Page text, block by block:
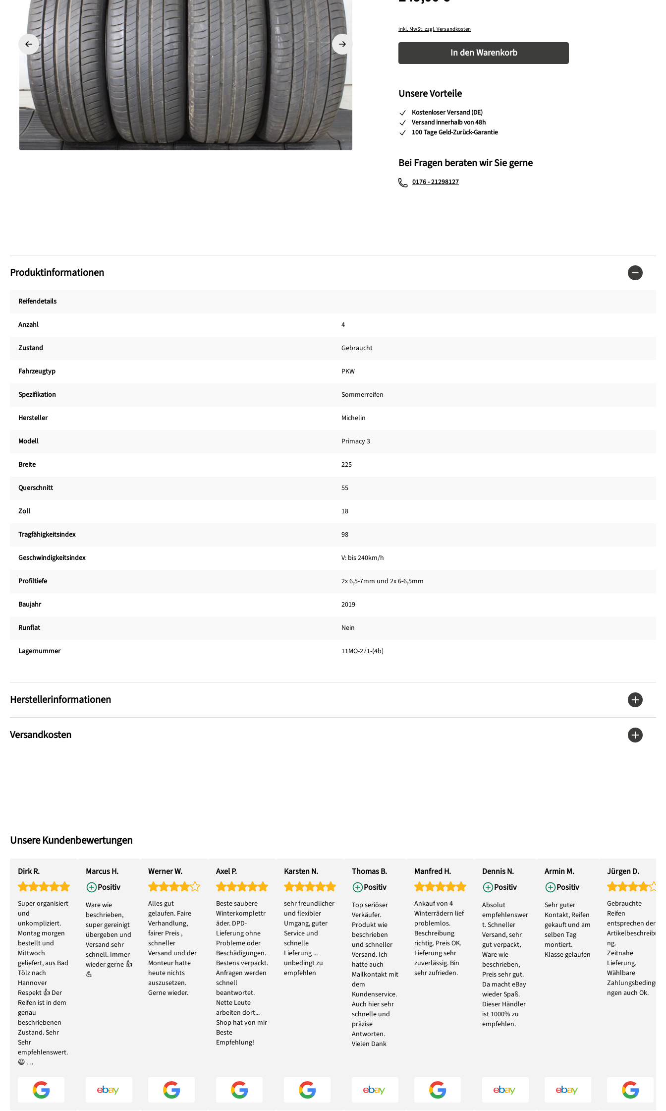
inkl. MwSt. zzgl. Versandkosten
Produkt Anzahl: Gib den gewünschten Wert ein oder
In den Warenkorb
Unsere Vorteile
Kostenloser Versand (DE)
Versand innerhalb von 48h
100 Tage Geld-Zurück-Garantie
Bei Fragen beraten wir Sie gerne
0176 - 21298127
Produktinformationen
Reifendetails
Anzahl 4
Zustand Gebraucht
Fahrzeugtyp PKW
Spezifikation Sommerreifen
Hersteller Michelin
Modell Primacy 3
Breite 225
Querschnitt 55
Zoll 18
Tragfähigkeitsindex 98
Geschwindigkeitsindex V: bis 240km/h
Profiltiefe 2x 6,5-7mm und 2x 6-6,5mm
Baujahr 2019
Runflat Nein
Lagernummer 11MO-271-(4b)
Herstellerinformationen
Versandkosten
Unsere Kundenbewertungen
Dirk R.
Super organisiert
und
unkompliziert.
Montag morgen
bestellt und
Mittwoch
geliefert, aus Bad
Tölz nach
Hannover
Respekt 👍 Der
Reifen ist in dem
genau
beschriebenen
Zustand. Sehr
Sehr
empfehlenswert.
😃 …
Marcus H.
Positiv
Ware wie
beschrieben,
super gereinigt
übergeben und
Versand sehr
schnell. Immer
wieder gerne 👍
💪
Werner W.
Alles gut
gelaufen. Faire
Verhandlung,
fairer Preis ,
schneller
Versand und der
Monteur hatte
heute nichts
auszusetzen.
Gerne wieder.
Axel P.
Beste saubere
Winterkomplettr
äder. DPD-
Lieferung ohne
Probleme oder
Beschädigungen.
Bestens verpackt.
Anfragen werden
schnell
beantwortet.
Nette Leute
arbeiten dort...
Shop hat von mir
Beste
Empfehlung!
Karsten N.
sehr freundlicher
und flexibler
Umgang, guter
Service und
schnelle
Lieferung ...
unbedingt zu
empfehlen
Thomas B.
Positiv
Top seriöser
Verkäufer.
Produkt wie
beschrieben
und schneller
Versand. Ich
hatte auch
Mailkontakt mit
dem
Kundenservice.
Auch hier sehr
schnelle und
präzise
Antworten.
Vielen Dank
Manfred H.
Ankauf von 4
Winterrädern lief
problemlos.
Beschreibung
richtig. Preis OK.
Lieferung sehr
zuverlässig. Bin
sehr zufrieden.
Dennis N.
Positiv
Absolut
empfehlenswer
t. Schneller
Versand, sehr
gut verpackt,
Ware wie
beschrieben,
Preis sehr gut.
Da macht eBay
wieder Spaß.
Dieser Händler
ist 1000% zu
empfehlen.
Armin M.
Positiv
Sehr guter
Kontakt, Reifen
gekauft und am
selben Tag
montiert.
Klasse gelaufen
Jürgen D.
Gebrauchte
Reifen
entsprechen der
Artikelbeschreibu
ng.
Zeitnahe
Lieferung.
Wählbare
Zahlungsbedingu
ngen auch Ok.